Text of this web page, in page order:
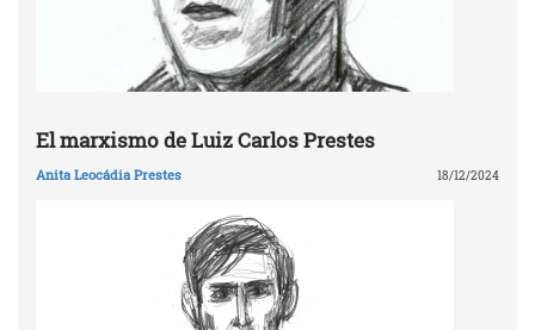
El marxismo de Luiz Carlos Prestes
Anita Leocádia Prestes 18/12/2024